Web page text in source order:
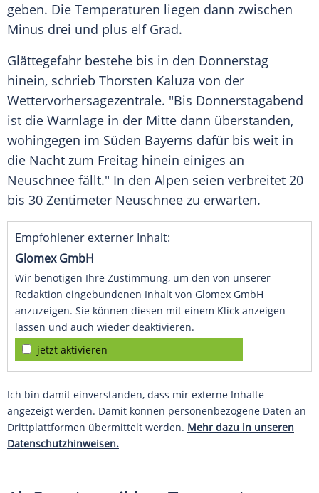
geben. Die Temperaturen liegen dann zwischen
Minus drei und plus elf Grad.
Glättegefahr bestehe bis in den Donnerstag
hinein, schrieb Thorsten Kaluza von der
Wettervorhersagezentrale. "Bis Donnerstagabend
ist die Warnlage in der Mitte dann überstanden,
wohingegen im Süden Bayerns dafür bis weit in
die Nacht zum Freitag hinein einiges an
Neuschnee fällt." In den Alpen seien verbreitet 20
bis 30 Zentimeter Neuschnee zu erwarten.
Empfohlener externer Inhalt:
Glomex GmbH
Wir benötigen Ihre Zustimmung, um den von unserer
Redaktion eingebundenen Inhalt von Glomex GmbH
anzuzeigen. Sie können diesen mit einem Klick anzeigen
lassen und auch wieder deaktivieren.
jetzt aktivieren
Ich bin damit einverstanden, dass mir externe Inhalte
angezeigt werden. Damit können personenbezogene Daten an
Drittplattformen übermittelt werden. Mehr dazu in unseren
Datenschutzhinweisen.